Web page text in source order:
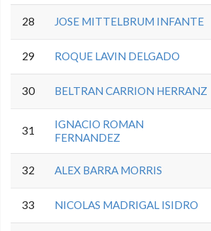
28 JOSE MITTELBRUM INFANTE
29 ROQUE LAVIN DELGADO
30 BELTRAN CARRION HERRANZ
31
IGNACIO ROMAN
FERNANDEZ
32 ALEX BARRA MORRIS
33 NICOLAS MADRIGAL ISIDRO